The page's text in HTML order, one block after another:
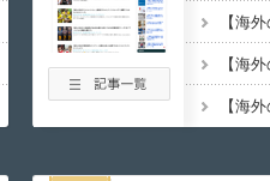
課税で補おうとする」
・」